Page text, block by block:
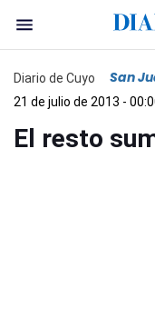
Diario de Cuyo San
21 de julio de 2013 -
El resto